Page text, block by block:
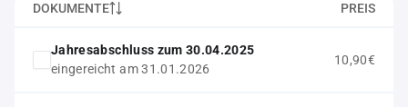
DOKUMENTE PREIS
Jahresabschluss zum 30.04.2025
eingereicht am 31.01.2026
10,90€